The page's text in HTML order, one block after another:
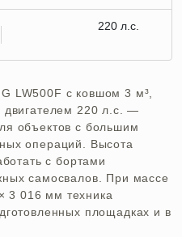
220 л.с.
LW500F с ковшом 3 м³,
двигателем 220 л.с. —
объектов с большим
операций. Высота
с бортами
самосвалов. При массе
3 016 мм техника
площадках и в